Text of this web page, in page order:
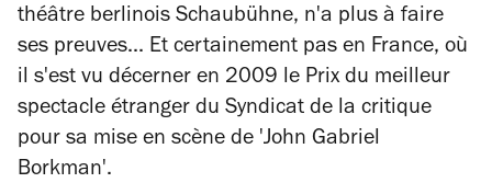
théâtre berlinois Schaubühne, n'a plus à faire
ses preuves... Et certainement pas en France, où
il s'est vu décerner en 2009 le Prix du meilleur
spectacle étranger du Syndicat de la critique
pour sa mise en scène de 'John Gabriel
Borkman'.